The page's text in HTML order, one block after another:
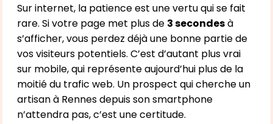
Sur internet, la patience est une vertu qui se fait
rare. Si votre page met plus de 3 secondesà
s’afficher, vous perdez déjà une bonne partie de
vos visiteurs potentiels. C’est d’autant plus vrai
sur mobile, qui représente aujourd’hui plus de la
moitié du trafic web. Un prospect qui cherche un
artisan à Rennes depuis son smartphone
n’attendra pas, c’est une certitude.